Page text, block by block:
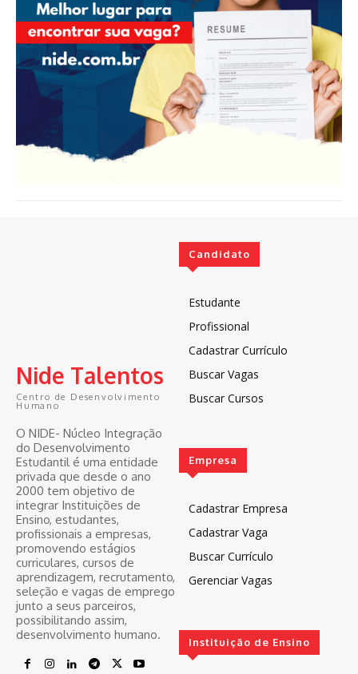
Nide Talentos
Centro de Desenvolvimento
Humano
O NIDE- Núcleo Integração
do Desenvolvimento
Estudantil é uma entidade
privada que desde o ano
2000 tem objetivo de
integrar Instituições de
Ensino, estudantes,
profissionais a empresas,
promovendo estágios
curriculares, cursos de
aprendizagem, recrutamento,
seleção e vagas de emprego
junto a seus parceiros,
possibilitando assim,
desenvolvimento humano.
Candidato
Estudante
Profissional
Cadastrar Currículo
Buscar Vagas
Buscar Cursos
Empresa
Cadastrar Empresa
Cadastrar Vaga
Buscar Currículo
Gerenciar Vagas
Instituição de Ensino